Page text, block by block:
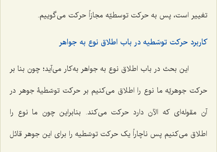
تغییر است، پس به حرکت توسطیّه مجازاً حرکت می‌گوییم.
کاربرد حرکت توسّطیه در باب اطلاق نوع به جواهر
این بحث در باب اطلاق نوع به جواهر به‌کار می‌آید؛ چون بنا بر
حرکت جوهریّه ما نوع را اطلاق می‌کنیم بر حرکت توسّطیۀ جوهر در
آن مقوله‌ای که الآن دارد حرکت می‌کند. بنابراین چون ما نوع را
اطلاق می‌کنیم پس ناچاراً یک حرکت توسّطیه را برای این جوهر قائل